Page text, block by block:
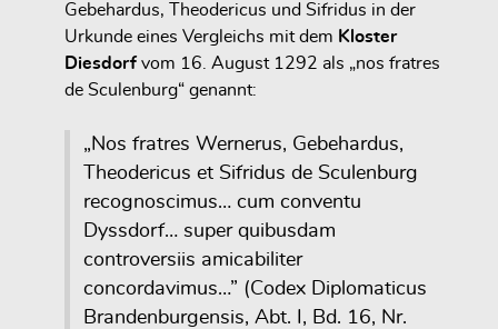
Gebehardus, Theodericus und Sifridus in der
Urkunde eines Vergleichs mit dem Kloster
Diesdorf vom 16. August 1292 als „nos fratres
de Sculenburg“ genannt:
„Nos fratres Wernerus, Gebehardus,
Theodericus et Sifridus de Sculenburg
recognoscimus… cum conventu
Dyssdorf… super quibusdam
controversiis amicabiliter
concordavimus…” (Codex Diplomaticus
Brandenburgensis, Abt. I, Bd. 16, Nr.